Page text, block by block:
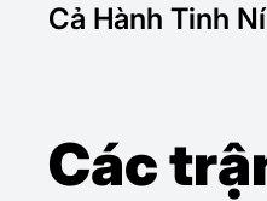
Cả Hành Tinh
Các